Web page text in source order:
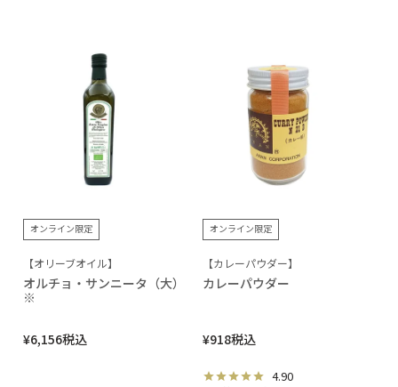
オンライン限定
【オリーブオイル】
オルチョ・サンニータ（大）
※
¥6,156税込
オンライン限定
【カレーパウダー】
カレーパウダー
¥918税込
4.90